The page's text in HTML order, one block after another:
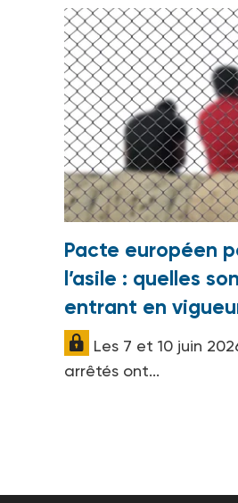
Pacte européen
l’asile : quelles
entrant en
Les 7 et 10 juin
arrêtés ont...